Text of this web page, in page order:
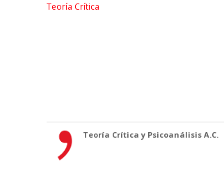
Teoría Crítica
Teoría Crítica y Psicoanálisis A.C.